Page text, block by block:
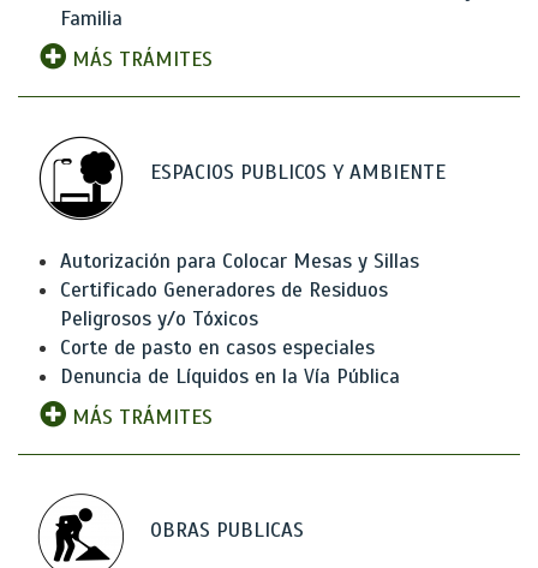
Familia
MÁS TRÁMITES
ESPACIOS PUBLICOS Y AMBIENTE
Autorización para Colocar Mesas y Sillas
Certificado Generadores de Residuos
Peligrosos y/o Tóxicos
Corte de pasto en casos especiales
Denuncia de Líquidos en la Vía Pública
MÁS TRÁMITES
OBRAS PUBLICAS